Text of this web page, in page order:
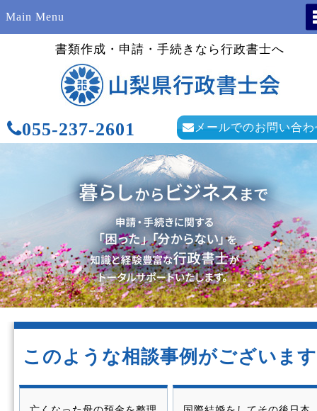
Main Menu
書類作成・申請・手続きなら行政書士へ
055-237-2601 メールでのお問い合わ
このような相談事例がございます